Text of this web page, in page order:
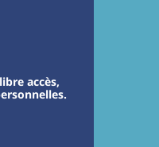
accès,